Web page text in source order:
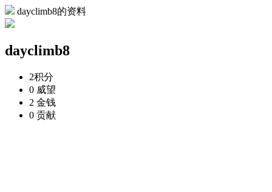
dayclimb8的资料
dayclimb8
2积分
0 威望
2 金钱
0 贡献